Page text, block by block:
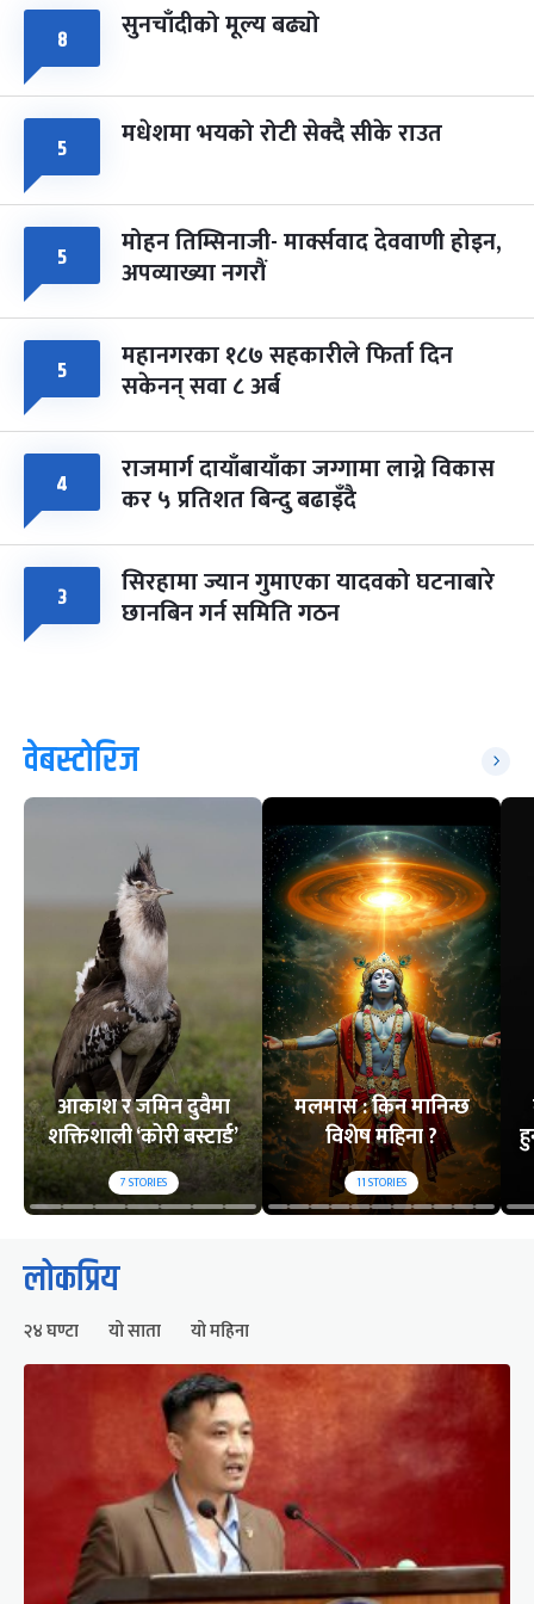
८ सुनचाँदीको मूल्य बढ्यो
५ मधेशमा भयको रोटी सेक्दै सीके राउत
५ मोहन तिम्सिनाजी- मार्क्सवाद देववाणी होइन,
अपव्याख्या नगरौं
५ महानगरका १८७ सहकारीले फिर्ता दिन
सकेनन् सवा ८ अर्ब
४ राजमार्ग दायाँबायाँका जग्गामा लाग्ने विकास
कर ५ प्रतिशत बिन्दु बढाइँदै
३ सिरहामा ज्यान गुमाएका यादवको घटनाबारे
छानबिन गर्न समिति गठन
वेबस्टोरिज
आकाश र जमिन दुवैमा
शक्तिशाली ‘कोरी बस्टार्ड’
7STORIES
मलमास : किन मानिन्छ
विशेष महिना ?
11STORIES
लोकप्रिय
२४ घण्टा यो साता यो महिना